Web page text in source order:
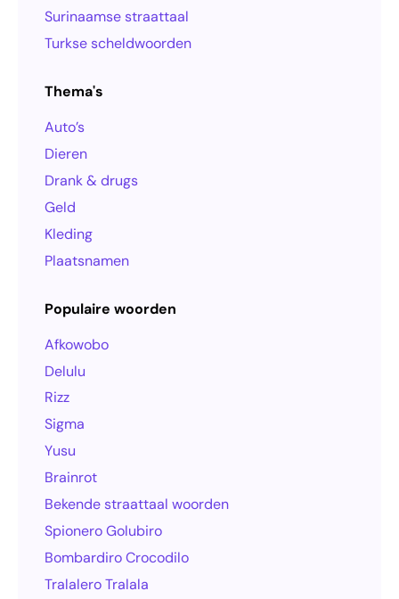
Surinaamse straattaal
Turkse scheldwoorden
Thema's
Auto’s
Dieren
Drank & drugs
Geld
Kleding
Plaatsnamen
Populaire woorden
Afkowobo
Delulu
Rizz
Sigma
Yusu
Brainrot
Bekende straattaal woorden
Spionero Golubiro
Bombardiro Crocodilo
Tralalero Tralala